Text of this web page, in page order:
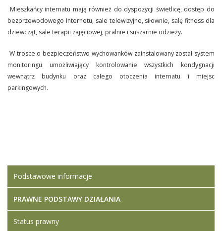
Mieszkańcy internatu mają również do dyspozycji świetlicę, dostęp do
bezprzewodowego Internetu, sale telewizyjne, siłownie, salę fitness dla
dziewcząt, sale terapii zajęciowej, pralnie i suszarnie odzieży.
W trosce o bezpieczeństwo wychowanków zainstalowany został system
monitoringu umożliwiający kontrolowanie wszystkich kondygnacji
wewnątrz budynku oraz całego otoczenia internatu i miejsc
parkingowych.
Podstawowe informacje
PRAWNE PODSTAWY DZIAŁANIA
Status prawny